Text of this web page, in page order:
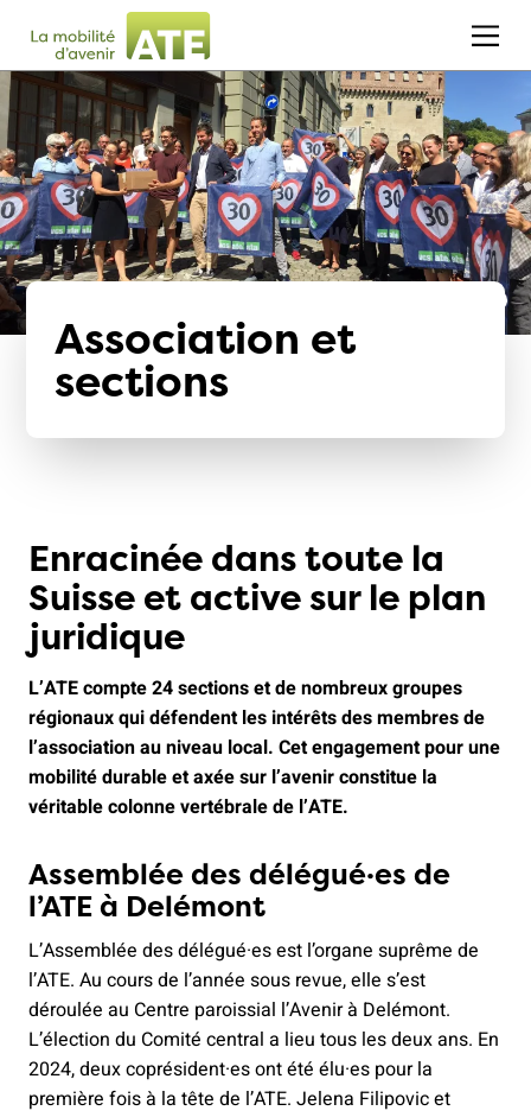
Association et
sections
Enracinée dans toute la
Suisse et active sur le plan
juridique
L’ATE compte 24 sections et de nombreux groupes
régionaux qui défendent les intérêts des membres de
l’association au niveau local. Cet engagement pour une
mobilité durable et axée sur l’avenir constitue la
véritable colonne vertébrale de l’ATE.
Assemblée des délégué·es de
l’ATE à Delémont
L’Assemblée des délégué·es est l’organe suprême de
l’ATE. Au cours de l’année sous revue, elle s’est
déroulée au Centre paroissial l’Avenir à Delémont.
L’élection du Comité central a lieu tous les deux ans. En
2024, deux coprésident·es ont été élu·es pour la
première fois à la tête de l’ATE. Jelena Filipovic et